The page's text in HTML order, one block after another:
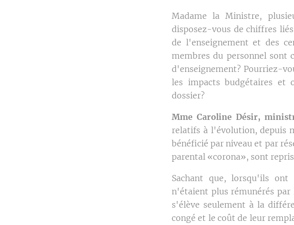
Madame la Ministre,
disposez-vous de chiffres
de l'enseignement et des
membres du personnel sont
d'enseignement? Pourriez-
les impacts budgétaires et
dossier?
Mme Caroline Désir,
relatifs à l'évolution, depuis
bénéficié par niveau et par
parental «corona», sont
Sachant que, lorsqu'ils ont
n'étaient plus rémunérés
s'élève seulement à la
congé et le coût de leur